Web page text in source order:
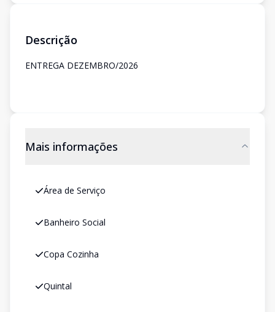
Descrição
ENTREGA DEZEMBRO/2026
Mais informações
Área de Serviço
Banheiro Social
Copa Cozinha
Quintal